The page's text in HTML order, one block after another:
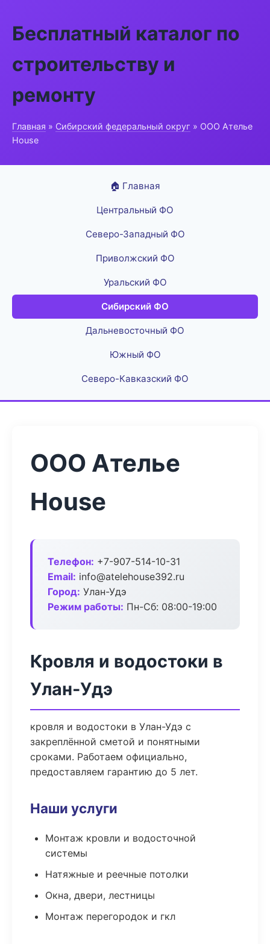
Бесплатный каталог по
строительству и
ремонту
Главная » Сибирский федеральный округ » ООО Ателье
House
🏠 Главная
Центральный ФО
Северо-Западный ФО
Приволжский ФО
Уральский ФО
Сибирский ФО
Дальневосточный ФО
Южный ФО
Северо-Кавказский ФО
ООО Ателье
House
Телефон: +7-907-514-10-31
Email: info@atelehouse392.ru
Город: Улан-Удэ
Режим работы: Пн-Сб: 08:00-19:00
Кровля и водостоки в
Улан-Удэ
кровля и водостоки в Улан-Удэ с
закреплённой сметой и понятными
сроками. Работаем официально,
предоставляем гарантию до 5 лет.
Наши услуги
Монтаж кровли и водосточной
системы
Натяжные и реечные потолки
Окна, двери, лестницы
Монтаж перегородок и гкл